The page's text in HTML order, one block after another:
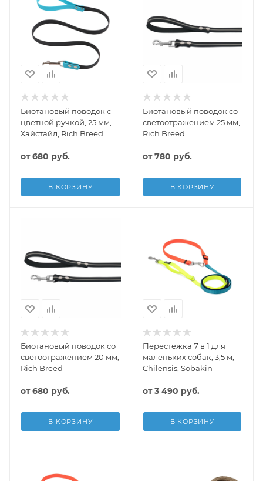
Биотановый поводок с
цветной ручкой, 25 мм,
Хайстайл, Rich Breed
от680 руб.
В КОРЗИНУ
Биотановый поводок со
светоотражением 25 мм,
Rich Breed
от780 руб.
В КОРЗИНУ
Биотановый поводок со
светоотражением 20 мм,
Rich Breed
от680 руб.
В КОРЗИНУ
Перестежка 7 в 1 для
маленьких собак, 3,5 м,
Chilensis, Sobakin
от3 490 руб.
В КОРЗИНУ